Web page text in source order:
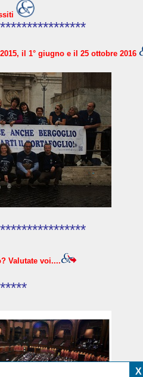
X
il 1° giugno e il 25 ottobre 2016
Valutate voi....